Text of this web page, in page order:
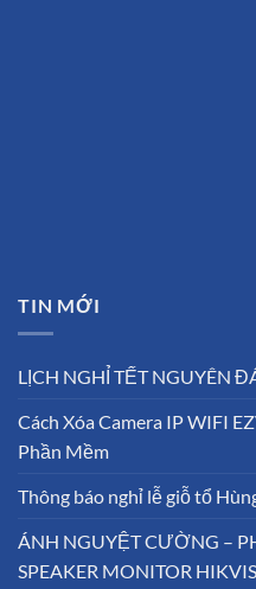
TIN MỚI
LỊCH NGHỈ TẾT NGUYÊN
Cách Xóa Camera IP WIFI
Phần Mềm
Thông báo nghỉ lễ giỗ tổ
ÁNH NGUYỆT CƯỜNG –
SPEAKER MONITOR